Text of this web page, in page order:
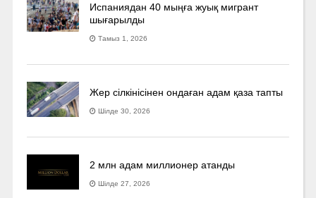
Испаниядан 40 мыңға жуық мигрант
шығарылды
Тамыз 1, 2026
Жер сілкінісінен ондаған адам қаза тапты
Шілде 30, 2026
2 млн адам миллионер атанды
Шілде 27, 2026